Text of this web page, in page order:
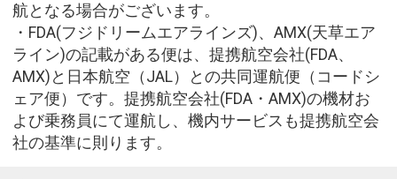
航となる場合がございます。
・FDA(フジドリームエアラインズ)、AMX(天草エア
ライン)の記載がある便は、提携航空会社(FDA、
AMX)と日本航空（JAL）との共同運航便（コードシ
ェア便）です。提携航空会社(FDA・AMX)の機材お
よび乗務員にて運航し、機内サービスも提携航空会
社の基準に則ります。